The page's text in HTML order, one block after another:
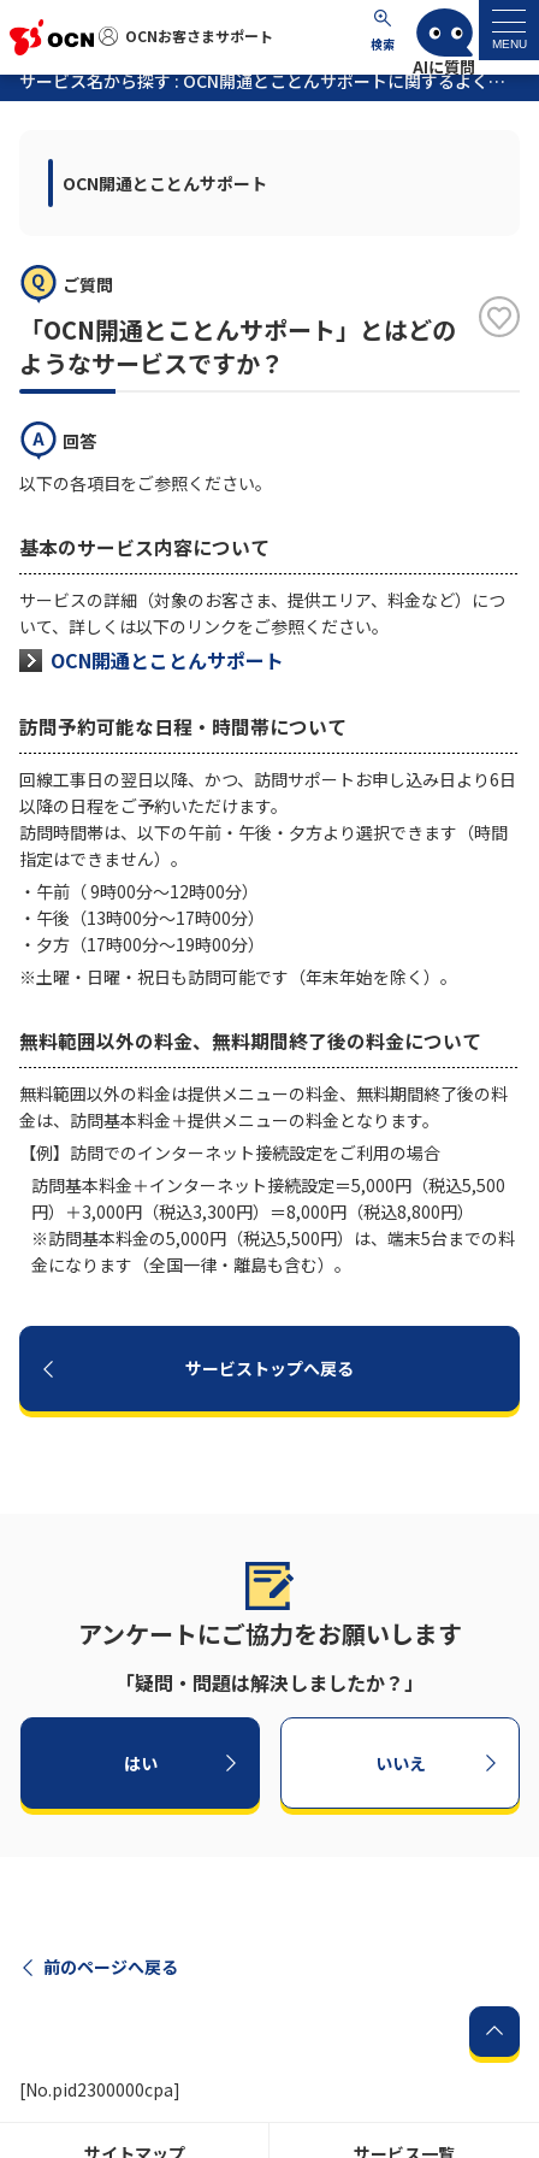
OCNお客さまサポート 検索 MENU
OCNお客さまサポート
マイページ
サポートトップ
よくあるご質問
工事・故障情報
履歴・お気に入り
お知らせ
NTTドコモビジネスのお客さ
まはこちら
工事・故障情報通知
OCN サービス一覧
サービス名から探す : OCN開通とことんサポートに関するよくあるご質問
OCN開通とことんサポート
ご質問
「OCN開通とことんサポート」とはどの
ようなサービスですか？
回答
以下の各項目をご参照ください。
基本のサービス内容について
サービスの詳細（対象のお客さま、提供エリア、料金など）につ
いて、詳しくは以下のリンクをご参照ください。
OCN開通とことんサポート
訪問予約可能な日程・時間帯について
回線工事日の翌日以降、かつ、訪問サポートお申し込み日より6日
以降の日程をご予約いただけます。
訪問時間帯は、以下の午前・午後・夕方より選択できます（時間
指定はできません）。
・午前（ 9時00分～12時00分）
・午後（13時00分～17時00分）
・夕方（17時00分～19時00分）
※土曜・日曜・祝日も訪問可能です（年末年始を除く）。
無料範囲以外の料金、無料期間終了後の料金について
無料範囲以外の料金は提供メニューの料金、無料期間終了後の料
金は、訪問基本料金＋提供メニューの料金となります。
【例】訪問でのインターネット接続設定をご利用の場合
訪問基本料金＋インターネット接続設定＝5,000円（税込5,500
円）＋3,000円（税込3,300円）＝8,000円（税込8,800円）
※訪問基本料金の5,000円（税込5,500円）は、端末5台までの料
金になります（全国一律・離島も含む）。
サービストップへ戻る
アンケートにご協力をお願いします
「疑問・問題は解決しましたか？」
はい いいえ
前のページへ戻る
[No.pid2300000cpa]
サイトマップ サービス一覧